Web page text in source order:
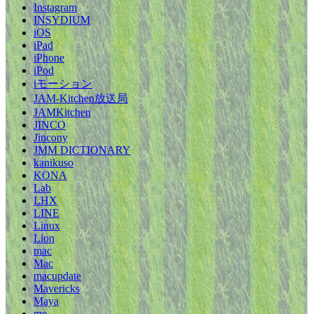
Instagram
INSYDIUM
iOS
iPad
iPhone
iPod
iモーション
JAM-Kitchen放送局
JAMKitchen
JINCO
Jincony
JMM DICTIONARY
kanikuso
KONA
Lab
LHX
LINE
Linux
Lion
mac
Mac
macupdate
Mavericks
Maya